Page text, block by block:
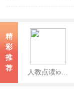
精
彩
推
荐